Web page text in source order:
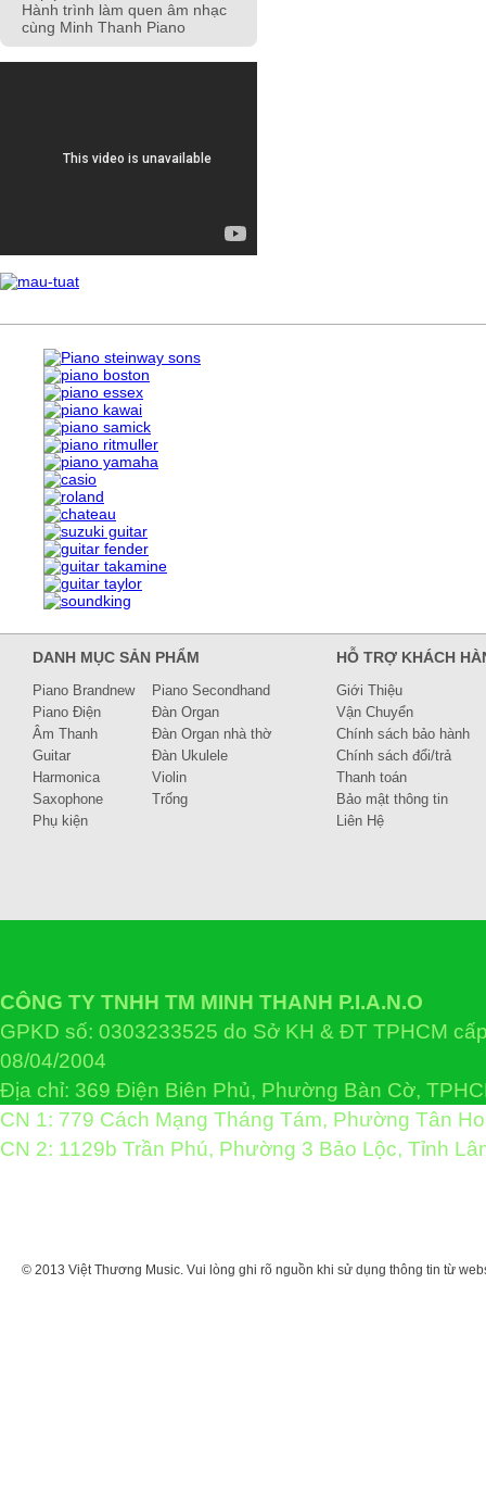
Hành trình làm quen âm nhạc
cùng Minh Thanh Piano
DANH MỤC SẢN PHẨM
Piano Brandnew
Piano Secondhand
Piano Điện
Đàn Organ
Âm Thanh
Đàn Organ nhà thờ
Guitar
Đàn Ukulele
Harmonica
Violin
Saxophone
Trống
Phụ kiện
HỖ TRỢ KHÁCH
Giới Thiệu
Vận Chuyển
Chính sách bảo hành
Chính sách đổi/trả
Thanh toán
Bảo mật thông tin
Liên Hệ
CÔNG TY TNHH TM MINH THANH P.I.A.N.O
GPKD số: 0303233525 do Sở KH & ĐT TPHCM
08/04/2004
Địa chỉ: 369 Điện Biên Phủ, Phường Bàn Cờ,
CN 1: 779 Cách Mạng Tháng Tám, Phường Tân
CN 2: 1129b Trần Phú, Phường 3 Bảo Lộc, Tỉnh
© 2013 Việt Thương Music. Vui lòng ghi rõ nguồn khi sử dụng thông tin từ